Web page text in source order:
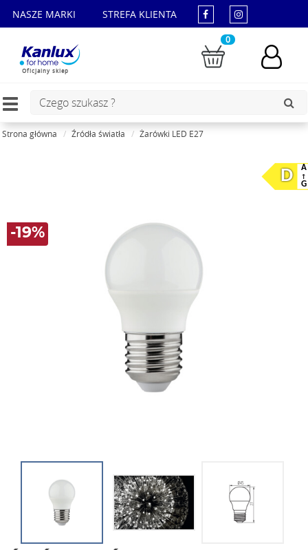
NASZE MARKI STREFA KLIENTA
Oficjalny sklep
0
Toggle
Strona główna Źródła światła Żarówki LED E27
D A
G
-19%